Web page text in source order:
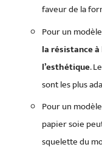
faveur de la
Pour un
la résistance
l’esthétique.
sont les plus
Pour un
papier soie
squelette du